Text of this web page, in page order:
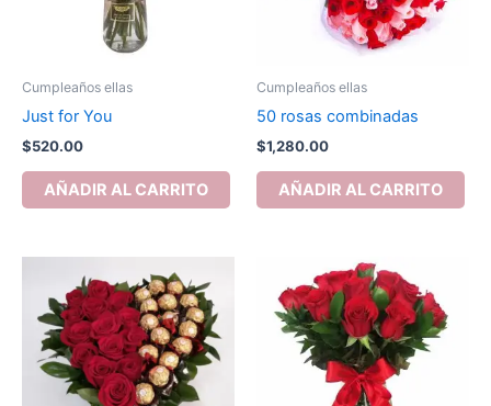
Cumpleaños ellas
Just for You
$520.00
AÑADIR AL CARRITO
Cumpleaños ellas
50 rosas combinadas
$1,280.00
AÑADIR AL CARRITO